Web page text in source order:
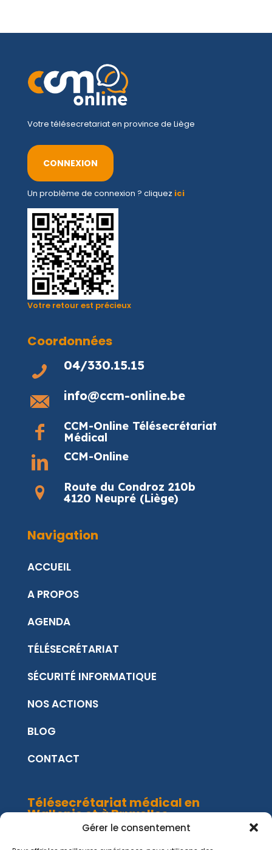
Gérer le consentement
Votre télésecretariat en province de Liège
CONNEXION
Un problème de connexion ? cliquez ici
Votre retour est précieux
Coordonnées
04/330.15.15
info@ccm-online.be
CCM-Online Télésecrétariat
Médical
CCM-Online
Route du Condroz 210b
4120 Neupré (Liège)
Navigation
ACCUEIL
A PROPOS
AGENDA
TÉLÉSECRÉTARIAT
SÉCURITÉ INFORMATIQUE
NOS ACTIONS
BLOG
CONTACT
Télésecrétariat médical en
Wallonie et à Bruxelles